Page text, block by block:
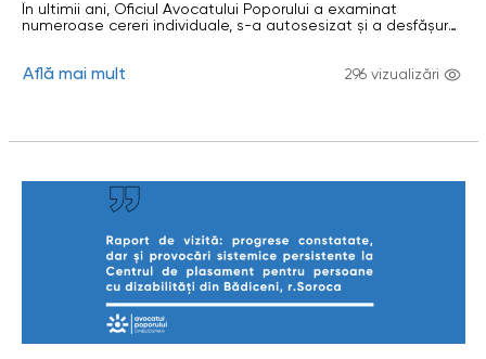
drepturilor omului
În ultimii ani, Oficiul Avocatului Poporului a examinat
numeroase cereri individuale, s-a autosesizat și a desfășurat
caracter econimic), precum și insuficiența mecanismelor de
Află mai mult 296 vizualizări